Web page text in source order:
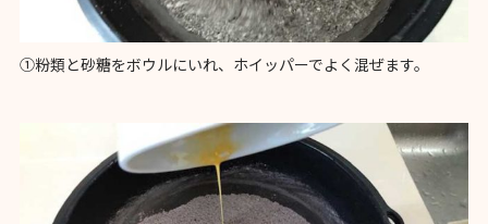
①粉類と砂糖をボウルにいれ、ホイッパーでよく混ぜます。